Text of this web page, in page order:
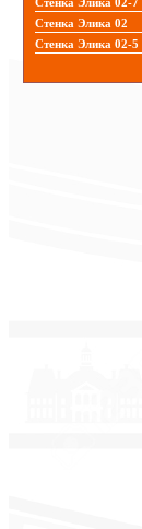
Стенка Элика 02-7
Стенка Элика 02
Стенка Элика 02-5